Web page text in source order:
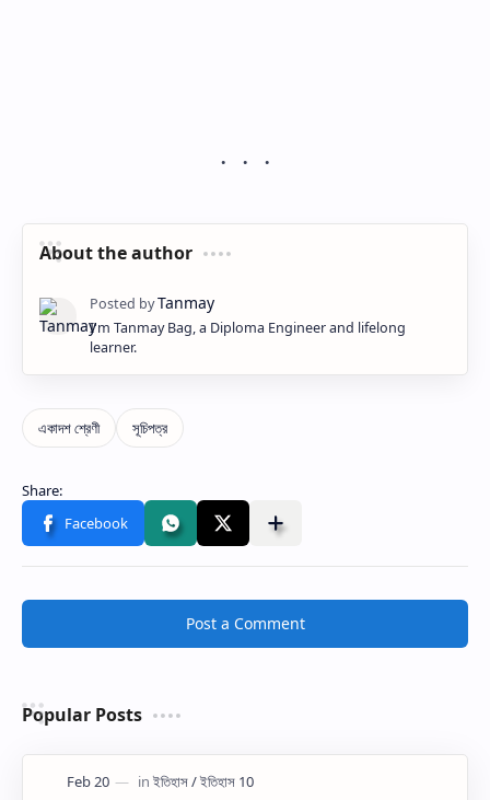
About the author
I'm Tanmay Bag, a Diploma Engineer and lifelong
learner.
Post a Comment
Popular Posts